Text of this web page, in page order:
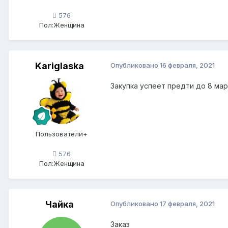
576
Пол:Женщина
Kariglaska
Пользователи+
576
Пол:Женщина
Опубликовано 16 февраля, 2021
Закупка успеет предти до 8
Чайка Опубликовано 17 февраля, 2021
Заказ